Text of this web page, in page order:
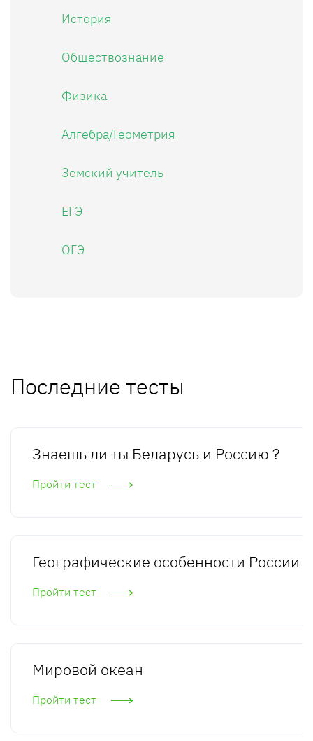
История
Обществознание
Физика
Алгебра/Геометрия
Земский учитель
ЕГЭ
ОГЭ
Последние тесты
Знаешь ли ты Беларусь и Россию ?
Пройти тест
Географические особенности России
Пройти тест
Мировой океан
Пройти тест